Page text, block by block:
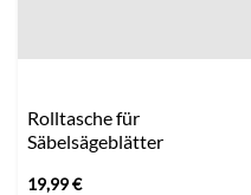
Rolltasche für
Säbelsägeblätter
19,99€